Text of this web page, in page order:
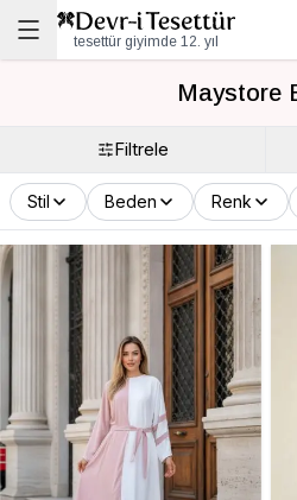
tesettür giyimde 12. yıl
Maystore
Filtrele
Stil Beden Renk